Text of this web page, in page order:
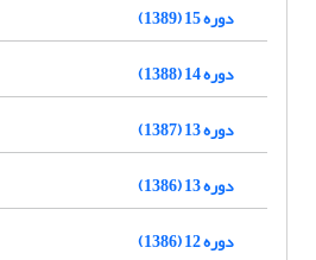
دوره 15 (1389)
دوره 14 (1388)
دوره 13 (1387)
دوره 13 (1386)
دوره 12 (1386)